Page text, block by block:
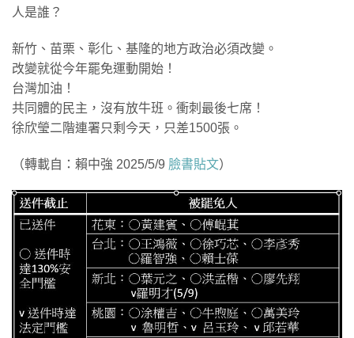
人是誰？
新竹、苗栗、彰化、基隆的地方政治必須改變。
改變就從今年罷免運動開始！
台灣加油！
共同體的民主，沒有放牛班。衝刺最後七席！
徐欣瑩二階連署只剩今天，只差1500張。
（轉載自：賴中強 2025/5/9 臉書貼文）